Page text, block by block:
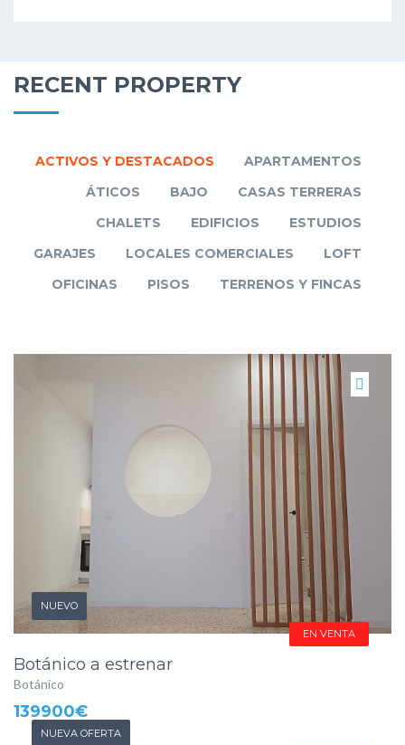
RECENT PROPERTY
ACTIVOS Y DESTACADOS
APARTAMENTOS
ÁTICOS
BAJO
CASAS TERRERAS
CHALETS
EDIFICIOS
ESTUDIOS
GARAJES
LOCALES COMERCIALES
LOFT
OFICINAS
PISOS TERRENOS Y FINCAS
EN VENTA
NUEVO
Botánico a estrenar
Botánico
139900€
NUEVA OFERTA